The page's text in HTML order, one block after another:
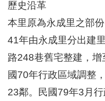
化
局
化
資
產
北
歷史沿革
本里原為永成里之部
41年由永成里分出建
路248巷舊宅整建，
國70年行政區域調整
23鄰。民國79年3月